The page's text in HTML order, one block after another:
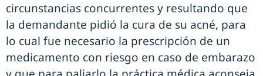
circunstancias concurrentes y resultando que
la demandante pidió la cura de su acné, para
lo cual fue necesario la prescripción de un
medicamento con riesgo en caso de embarazo